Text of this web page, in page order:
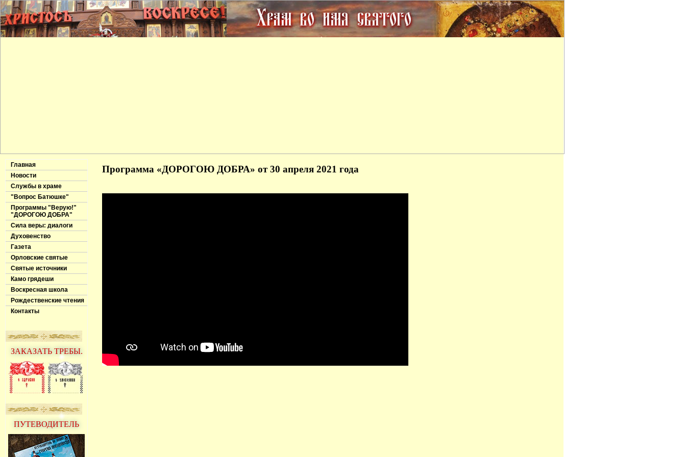
Главная
Новости
Службы в храме
"Вопрос Батюшке"
Программы "Верую!"
"ДОРОГОЮ ДОБРА"
Сила веры: диалоги
Духовенство
Газета
Орловские святые
Святые источники
Камо грядеши
Воскресная школа
Рождественские чтения
Контакты
ЗАКАЗАТЬ ТРЕБЫ.
ПУТЕВОДИТЕЛЬ
Программа «ДОРОГОЮ ДОБРА» от 30 апреля 2021 года